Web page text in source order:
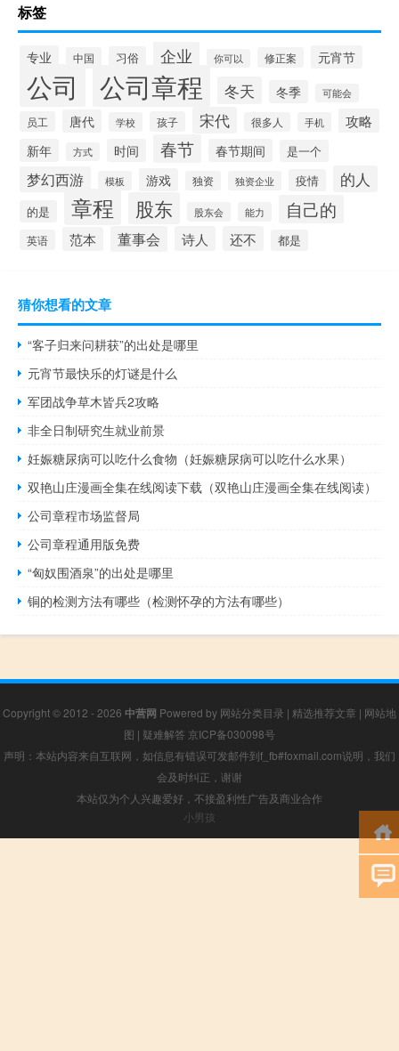
标签
专业 中国 习俗 企业 你可以 修正案 元宵节
公司 公司章程 冬天 冬季 可能会
员工 唐代 学校 孩子 宋代 很多人 手机 攻略
新年 方式 时间 春节 春节期间 是一个
梦幻西游 模板 游戏 独资 独资企业 疫情 的人
的是 章程 股东 股东会 能力 自己的
英语 范本 董事会 诗人 还不 都是
猜你想看的文章
“客子归来问耕获”的出处是哪里
元宵节最快乐的灯谜是什么
军团战争草木皆兵2攻略
非全日制研究生就业前景
妊娠糖尿病可以吃什么食物（妊娠糖尿病可以吃什么水果）
双艳山庄漫画全集在线阅读下载（双艳山庄漫画全集在线阅读）
公司章程市场监督局
公司章程通用版免费
“匈奴围酒泉”的出处是哪里
铜的检测方法有哪些（检测怀孕的方法有哪些）
Copyright © 2012 - 2026 中营网 Powered by 网站分类目录 | 精选推荐文章 | 网站地
图 | 疑难解答 京ICP备030098号
声明：本站内容来自互联网，如信息有错误可发邮件到f_fb#foxmail.com说明，我们
会及时纠正，谢谢
本站仅为个人兴趣爱好，不接盈利性广告及商业合作
小男孩